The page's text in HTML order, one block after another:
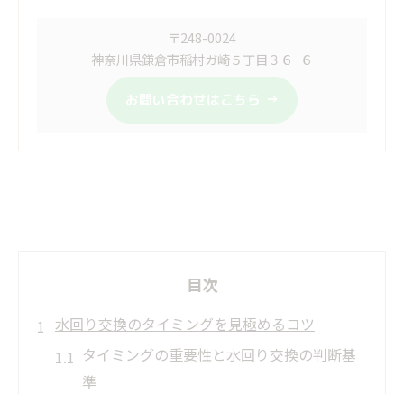
〒248-0024
神奈川県鎌倉市稲村ガ崎５丁目３６−６
お問い合わせはこちら
目次
水回り交換のタイミングを見極めるコツ
タイミングの重要性と水回り交換の判断基
準